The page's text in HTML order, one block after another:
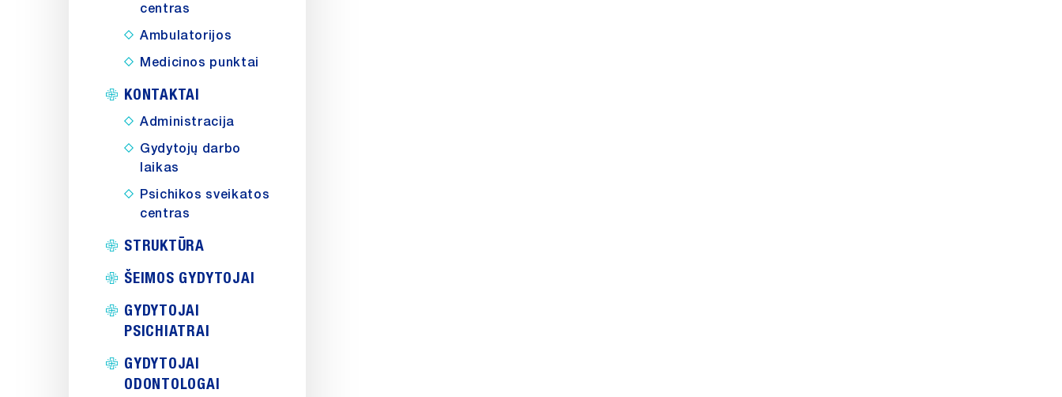
centras
Ambulatorijos
Medicinos punktai
KONTAKTAI
Administracija
Gydytojų darbo
laikas
Psichikos sveikatos
centras
STRUKTŪRA
ŠEIMOS GYDYTOJAI
GYDYTOJAI
PSICHIATRAI
GYDYTOJAI
ODONTOLOGAI